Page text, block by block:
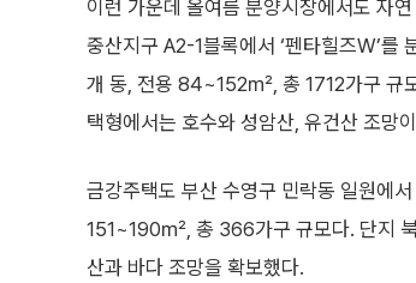
이런 가운데 올여름 분양시장에서도 자
중산지구 A2-1블록에서 ‘펜타힐즈W’
개 동, 전용 84~152㎡, 총 1712가구 규
택형에서는 호수와 성암산, 유건산 조망
금강주택도 부산 수영구 민락동 일원에
151~190㎡, 총 366가구 규모다. 단지
산과 바다 조망을 확보했다.